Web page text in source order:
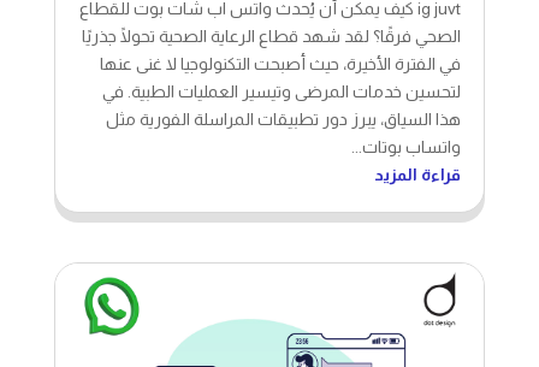
ig juvt كيف يمكن أن يُحدث واتس اب شات بوت للقطاع
الصحي فرقًا؟ لقد شهد قطاع الرعاية الصحية تحولًا جذريًا
في الفترة الأخيرة، حيث أصبحت التكنولوجيا لا غنى عنها
لتحسين خدمات المرضى وتيسير العمليات الطبية. في
هذا السياق، يبرز دور تطبيقات المراسلة الفورية مثل
واتساب بوتات...
قراءة المزيد